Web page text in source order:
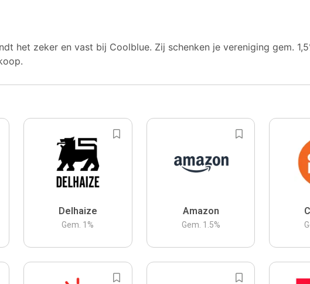
het zeker en vast bij Coolblue. Zij schenken je vereniging gem.
Delhaize
Gem. 1 %
Amazon
Gem. 1.5%